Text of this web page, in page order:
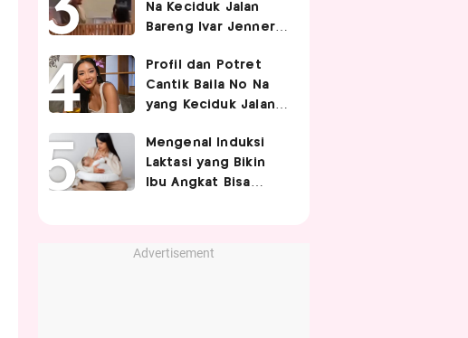
Na Keciduk Jalan
Bareng Ivar Jenner,
Profil dan Potret
Cantik Baila No Na
yang Keciduk Jalan
Timnas Indonesia
Ivar Jenner
Mengenal Induksi
Laktasi yang Bikin
Ibu Angkat Bisa
Advertisement